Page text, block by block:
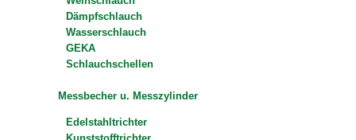
Dämpfschlauch
Wasserschlauch
GEKA
Schlauchschellen
Messbecher u. Messzylinder
Edelstahltrichter